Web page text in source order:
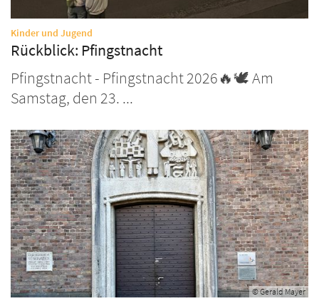
Kinder und Jugend
Rückblick: Pfingstnacht
Pfingstnacht - Pfingstnacht 2026🔥🕊️ Am
Samstag, den 23. ...
© Gerald Mayer